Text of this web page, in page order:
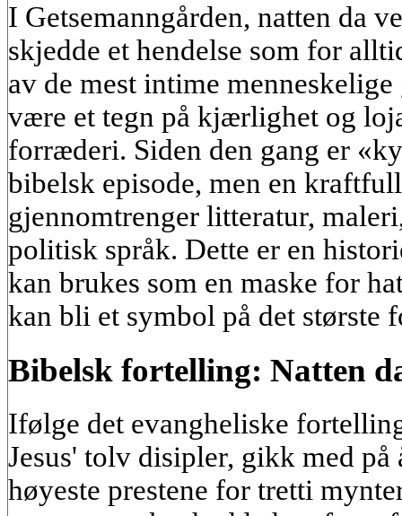
I Getsemanngården, natten da
skjedde et hendelse som for
av de mest intime
være et tegn på kjærlighet og
forræderi. Siden den gang er
bibelsk episode, men en
gjennomtrenger litteratur,
politisk språk. Dette er en
kan brukes som en maske for
kan bli et symbol på det største
Bibelsk fortelling: Natten
Ifølge det evangheliske
Jesus' tolv disipler, gikk med
høyeste prestene for tretti